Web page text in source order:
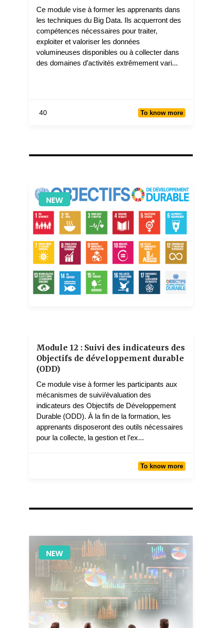
Ce module vise à former les apprenants dans
les techniques du Big Data. Ils acquerront des
compétences nécessaires pour traiter,
exploiter et valoriser les données
volumineuses disponibles ou à collecter dans
des domaines d’activités extrêmement vari...
40 To know more
NEW
Module 12 : Suivi des indicateurs des
Objectifs de développement durable
(ODD)
Ce module vise à former les participants aux
mécanismes de suivi/évaluation des
indicateurs des Objectifs de Développement
Durable (ODD). À la fin de la formation, les
apprenants disposeront des outils nécessaires
pour la collecte, la gestion et l’ex...
To know more
NEW